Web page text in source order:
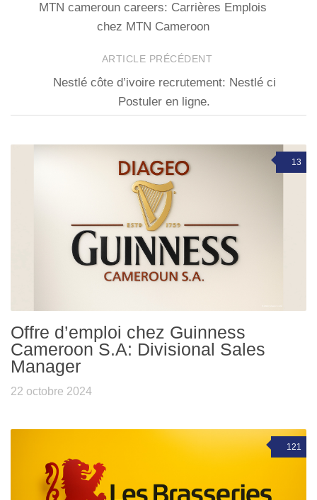
MTN cameroun careers: Carrières Emplois
chez MTN Cameroon
ARTICLE PRÉCÉDENT
Nestlé côte d’ivoire recrutement: Nestlé ci
Postuler en ligne.
13
Offre d’emploi chez Guinness
Cameroon S.A: Divisional Sales
Manager
22 octobre 2024
121